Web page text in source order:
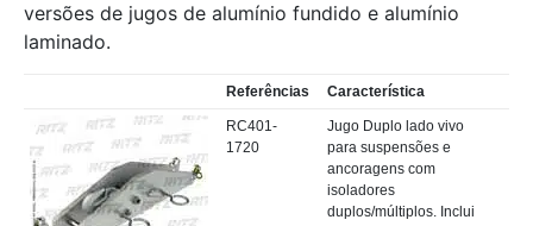
versões de jugos de alumínio fundido e alumínio
laminado.
Referências Característica
RC401-
1720
Jugo Duplo lado vivo
para suspensões e
ancoragens com
isoladores
duplos/múltiplos. Inclui